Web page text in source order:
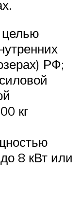
целью
РФ;
кг
8 кВт или